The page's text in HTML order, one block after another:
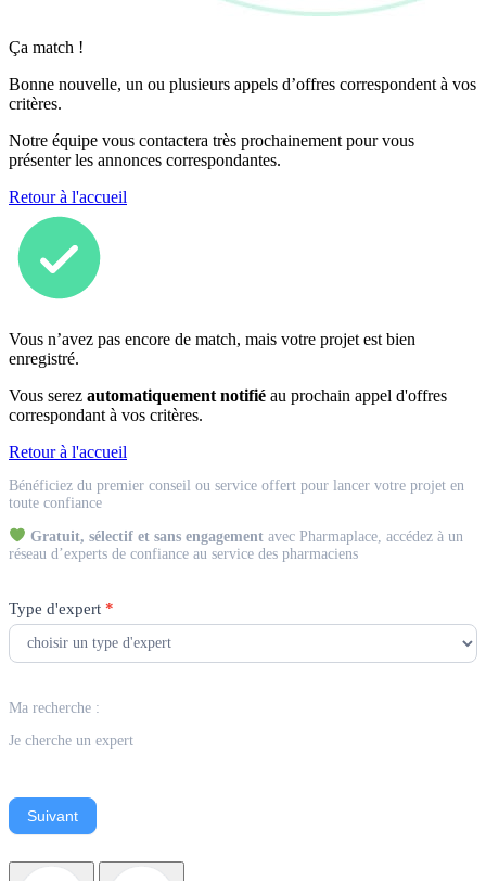
Ça match !
Bonne nouvelle, un ou plusieurs appels d’offres correspondent à vos
critères.
Notre équipe vous contactera très prochainement pour vous
présenter les annonces correspondantes.
Retour à l'accueil
Vous n’avez pas encore de match, mais votre projet est bien
enregistré.
Vous serez automatiquement notifié au prochain appel d'offres
correspondant à vos critères.
Retour à l'accueil
Expert
Bénéficiez du premier conseil ou service offert pour lancer votre projet en
toute confiance
Gratuit, sélectif et sans engagementavec Pharmaplace, accédez à un
réseau d’experts de confiance au service des pharmaciens
Type d'expert *
Ma recherche :
Je cherche un expert
Suivant